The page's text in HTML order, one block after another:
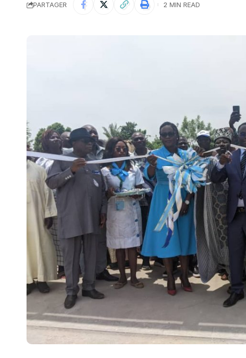
PARTAGER 2 MIN READ